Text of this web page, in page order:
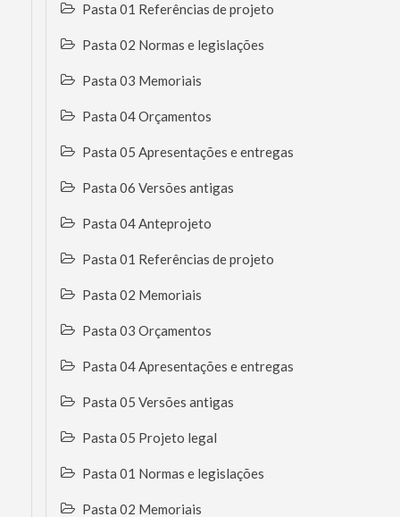
Pasta 01 Referências de projeto
Pasta 02 Normas e legislações
Pasta 03 Memoriais
Pasta 04 Orçamentos
Pasta 05 Apresentações e entregas
Pasta 06 Versões antigas
Pasta 04 Anteprojeto
Pasta 01 Referências de projeto
Pasta 02 Memoriais
Pasta 03 Orçamentos
Pasta 04 Apresentações e entregas
Pasta 05 Versões antigas
Pasta 05 Projeto legal
Pasta 01 Normas e legislações
Pasta 02 Memoriais